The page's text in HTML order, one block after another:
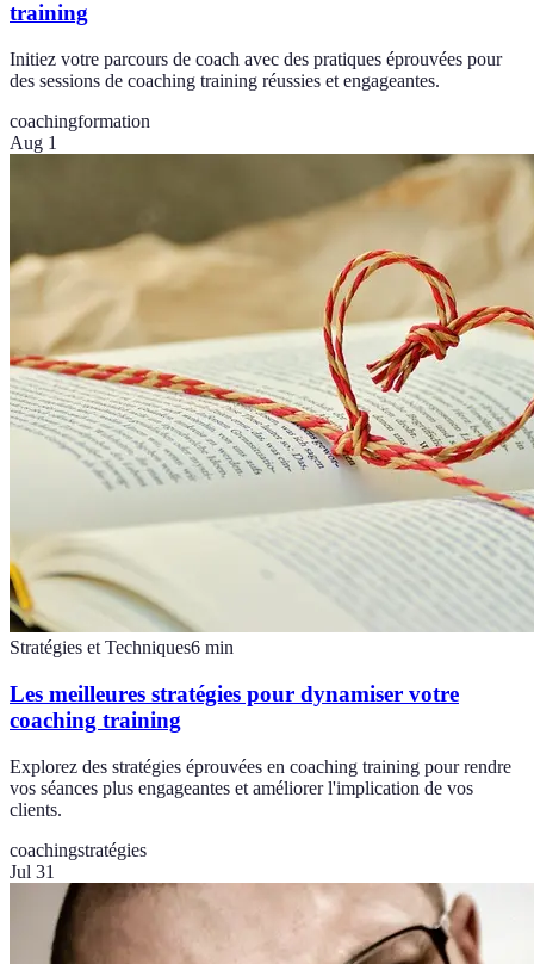
training
Initiez votre parcours de coach avec des pratiques éprouvées pour
des sessions de coaching training réussies et engageantes.
coachingformation
Aug 1
Stratégies et Techniques6 min
Les meilleures stratégies pour dynamiser votre
coaching training
Explorez des stratégies éprouvées en coaching training pour rendre
vos séances plus engageantes et améliorer l'implication de vos
clients.
coachingstratégies
Jul 31